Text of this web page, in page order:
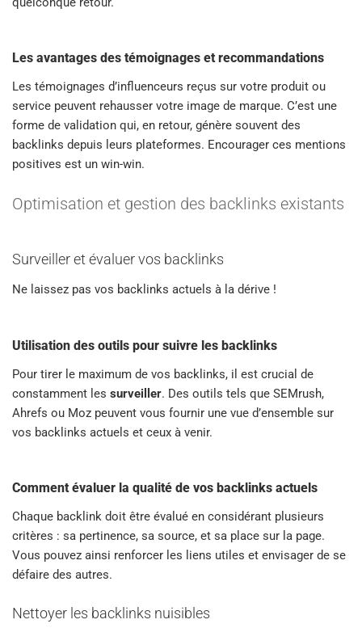
Les avantages des témoignages et recommandations
Les témoignages d’influenceurs reçus sur votre produit ou
service peuvent rehausser votre image de marque. C’est une
forme de validation qui, en retour, génère souvent des
backlinks depuis leurs plateformes. Encourager ces mentions
positives est un win-win.
Optimisation et gestion des backlinks existants
Surveiller et évaluer vos backlinks
Ne laissez pas vos backlinks actuels à la dérive !
Utilisation des outils pour suivre les backlinks
Pour tirer le maximum de vos backlinks, il est crucial de
constamment les surveiller. Des outils tels que SEMrush,
Ahrefs ou Moz peuvent vous fournir une vue d’ensemble sur
vos backlinks actuels et ceux à venir.
Comment évaluer la qualité de vos backlinks actuels
Chaque backlink doit être évalué en considérant plusieurs
critères : sa pertinence, sa source, et sa place sur la page.
Vous pouvez ainsi renforcer les liens utiles et envisager de se
défaire des autres.
Nettoyer les backlinks nuisibles